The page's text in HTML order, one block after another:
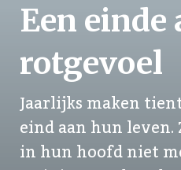
Een einde
rotgevoel
Jaarlijks maken
eind aan hun leven.
in hun hoofd niet